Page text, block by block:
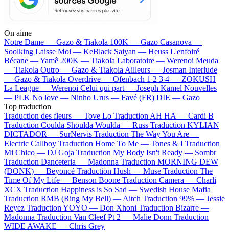
On aime
Notre Dame — Gazo & Tiakola 100K — Gazo Casanova —
Soolking Laisse Moi — KeBlack Saiyan — Heuss L'enfoiré
Bécane —Yamê 200K — Tiakola Laboratoire — Werenoi Meuda
— Tiakola Outro — Gazo & Tiakola Ailleurs — Josman Interlude
— Gazo & Tiakola Overdrive — Ofenbach 1 2 3 4 — ZOKUSH
La League — Werenoi Celui qui part — Joseph Kamel Nouvelles
— PLK No love — Ninho Urus — Favé (FR) DIE — Gazo
Top traduction
Traduction des fleurs — Tove Lo Traduction AH HA — Cardi B
Traduction Coulda Shoulda Woulda — Russ Traduction KYLIAN
DICTADOR — SurNervis Traduction The Way You Are —
Electric Callboy Traduction Home To Me — Tones & I Traduction
Mi Chico — DJ Goja Traduction My Body Isn't Ready — Sombr
Traduction Danceteria — Madonna Traduction MORNING DEW
(DONK) — Beyoncé Traduction Hush — Muse Traduction The
Time Of My Life — Benson Boone Traduction Camera — Charli
XCX Traduction Happiness is So Sad — Swedish House Mafia
Traduction RMB (Ring My Bell) — Aitch Traduction 99% — Jessie
Reyez Traduction YOYO — Don Xhoni Traduction Bizarre —
Madonna Traduction Van Cleef Pt 2 — Malie Donn Traduction
WIDE AWAKE — Chris Grey